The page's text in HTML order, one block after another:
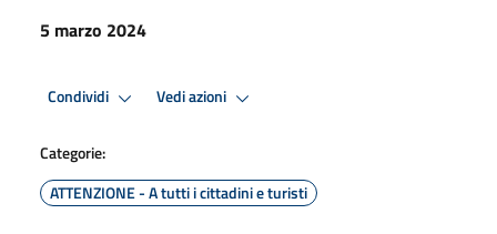
5 marzo 2024
Condividi Vedi azioni
Categorie:
ATTENZIONE - A tutti i cittadini e turisti